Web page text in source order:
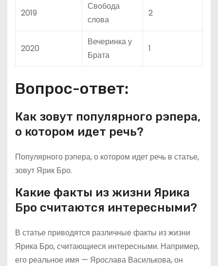
2019
Свобода
слова
2
2020
Вечеринка у
Брата
1
Вопрос-ответ:
Как зовут популярного рэпера,
о котором идет речь?
Популярного рэпера, о котором идет речь в статье,
зовут Ярик Бро.
Какие факты из жизни Ярика
Бро считаются интересными?
В статье приводятся различные факты из жизни
Ярика Бро, считающиеся интересными. Например,
его реальное имя — Ярослава Василькова, он